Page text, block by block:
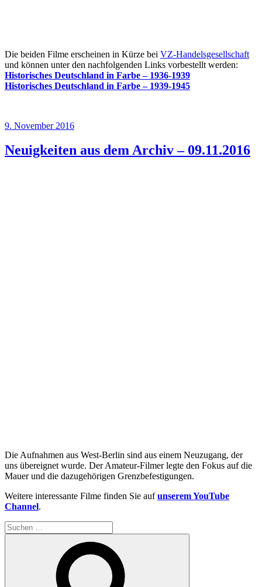
Die beiden Filme erscheinen in Kürze bei VZ-Handelsgesellschaft
und können unter den nachfolgenden Links vorbestellt werden:
Historisches Deutschland in Farbe – 1936-1939
Historisches Deutschland in Farbe – 1939-1945
Veröffentlicht
9. November 2016
Neuigkeiten aus dem Archiv – 09.11.2016
Die Aufnahmen aus West-Berlin sind aus einem Neuzugang, der
uns übereignet wurde. Der Amateur-Filmer legte den Fokus auf die
Mauer und die dazugehörigen Grenzbefestigungen.
Weitere interessante Filme finden Sie aufunserem YouTube
Channel.
Suchen
nach: